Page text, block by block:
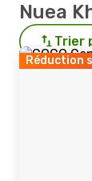
Nuea
Trier
Réduction